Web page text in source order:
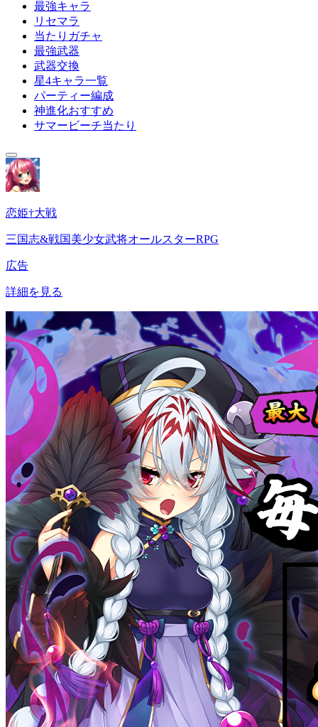
最強キャラ
リセマラ
当たりガチャ
最強武器
武器交換
星4キャラ一覧
パーティー編成
神進化おすすめ
サマービーチ当たり
恋姫†大戦
三国志&戦国美少女武将オールスターRPG
広告
詳細を見る